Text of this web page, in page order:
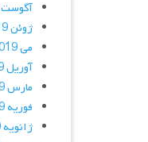
آگوست 2019
ژوئن 2019
می 2019
آوریل 2019
مارس 2019
فوریه 2019
ژانویه 2019